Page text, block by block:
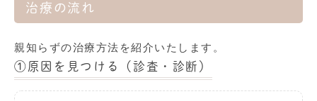
治療の流れ
親知らずの治療方法を紹介いたします。
①原因を見つける（診査・診断）